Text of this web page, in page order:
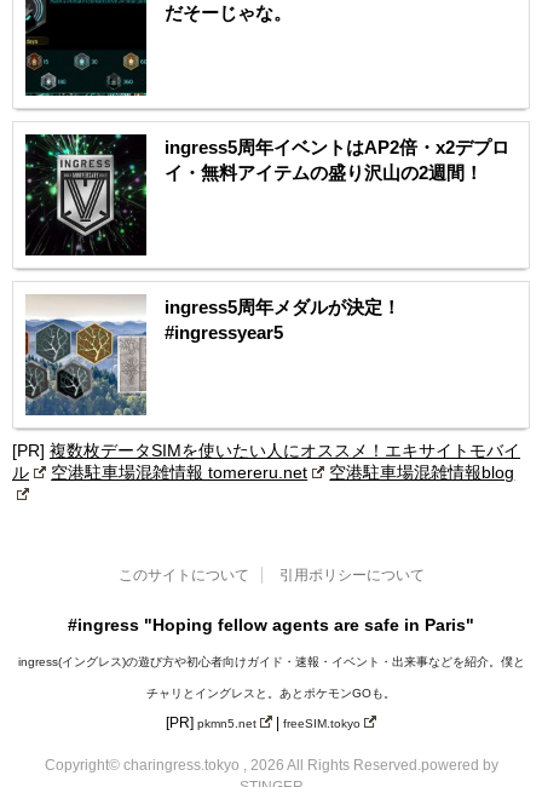
だそーじゃな。
ingress5周年イベントはAP2倍・x2デプロ
イ・無料アイテムの盛り沢山の2週間！
ingress5周年メダルが決定！
#ingressyear5
[PR] 複数枚データSIMを使いたい人にオススメ！エキサイトモバイ
ル
空港駐車場混雑情報 tomereru.net 空港駐車場混雑情報blog
このサイトについて 引用ポリシーについて
#ingress "Hoping fellow agents are safe in Paris "
ingress(イングレス)の遊び方や初心者向けガイド・速報・イベント・出来事などを紹介。僕と
チャリとイングレスと。あとポケモンGOも。
[PR]pkmn5.net | freeSIM.tokyo
Copyright© charingress.tokyo , 2026 All Rights Reserved. powered by